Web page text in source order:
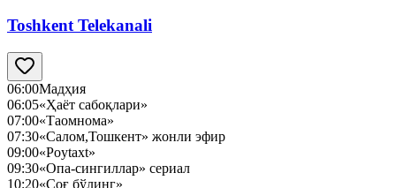
Toshkent Telekanali
06:00Мадҳия
06:05«Ҳаёт сабоқлари»
07:00«Таомнома»
07:30«Салом,Тошкент» жонли эфир
09:00«Poytaxt»
09:30«Опа-сингиллар» сериал
10:20«Соғ бўлинг»